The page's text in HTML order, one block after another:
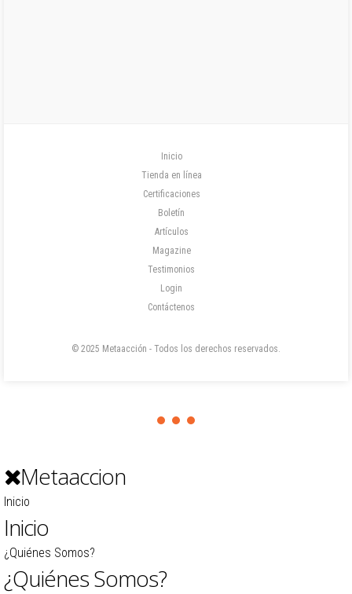
Inicio
Tienda en línea
Certificaciones
Boletín
Artículos
Magazine
Testimonios
Login
Contáctenos
© 2025 Metaacción - Todos los derechos reservados.
Metaaccion
Inicio
Inicio
¿Quiénes Somos?
¿Quiénes Somos?